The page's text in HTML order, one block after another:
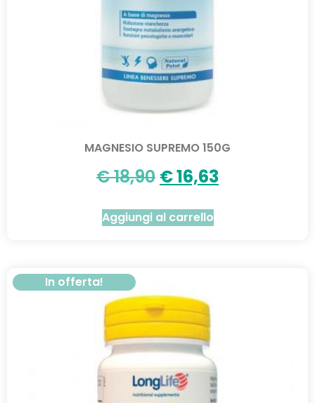
MAGNESIO SUPREMO 150G
€18,90 €16,63
Aggiungi al carrello
In offerta!